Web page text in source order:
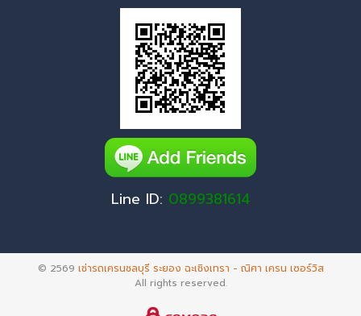
Line ID: 0899381614
© 2569 เช่ารถเครนชลบุรี ระยอง ฉะเชิงเทรา - ณิศา เครน เซอร์วิส
All rights reserved.